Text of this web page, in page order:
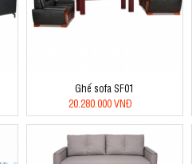
Ghế sofa SF01
20.280.000 VNĐ